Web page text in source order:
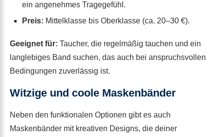
ein angenehmes Tragegefühl.
Preis: Mittelklasse bis Oberklasse (ca. 20–30 €).
Geeignet für: Taucher, die regelmäßig tauchen und ein
langlebiges Band suchen, das auch bei anspruchsvollen
Bedingungen zuverlässig ist.
Witzige und coole Maskenbänder
Neben den funktionalen Optionen gibt es auch
Maskenbänder mit kreativen Designs, die deiner